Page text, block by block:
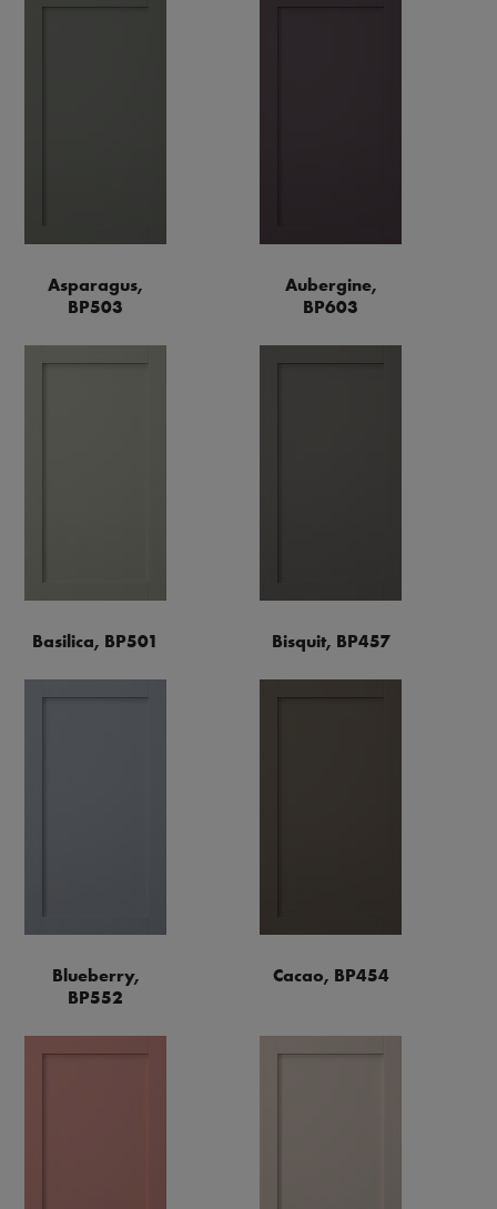
Asparagus,
BP503
Aubergine,
BP603
Basilica, BP501 Bisquit, BP457
Blueberry,
BP552
Cacao, BP454